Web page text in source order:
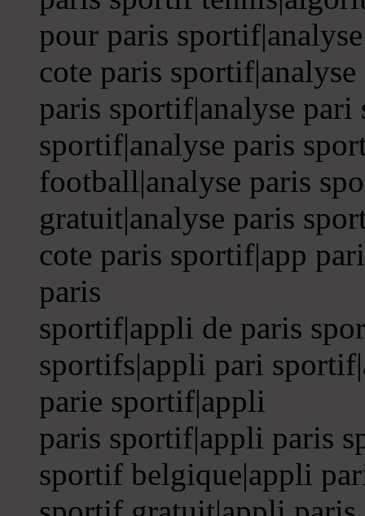
pour paris sportif|analyse
cote paris
paris sportif|analyse
sportif|analyse paris
football|analyse paris
gratuit|analyse paris
cote paris sportif|app
paris
sportif|appli de paris
sportifs|appli pari
parie sportif|appli
paris sportif|appli paris
sportif belgique|appli